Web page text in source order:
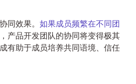
同效果。 如果成员频繁在不同团
，产品开发团队的协同将变得极其
有助于成员培养共同语境、信任